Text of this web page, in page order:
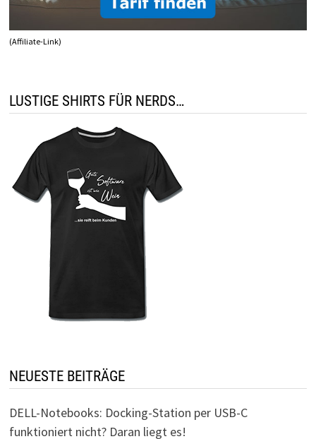
(Affiliate-Link)
LUSTIGE SHIRTS FÜR NERDS…
NEUESTE BEITRÄGE
DELL-Notebooks: Docking-Station per USB-C
funktioniert nicht? Daran liegt es!